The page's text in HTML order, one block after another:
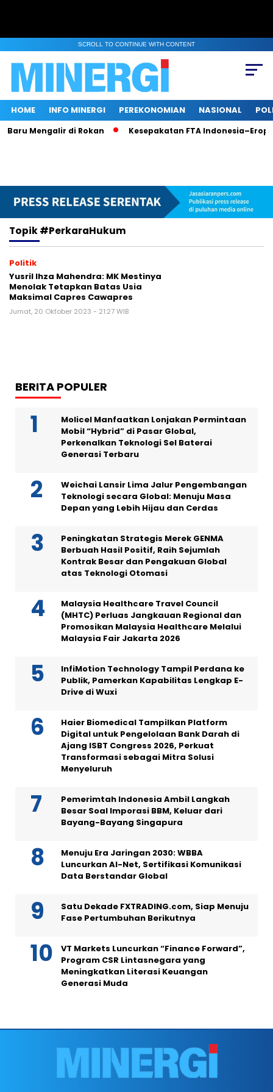
SCROLL TO CONTINUE WITH CONTENT
HOME INFO MINERGI PEREKONOMIAN NASIONAL
Mengalir di Rokan Kesepakatan FTA
Topik#PerkaraHukum
Politik
Yusril Ihza Mahendra: MK Mestinya
Menolak Tetapkan Batas Usia
Maksimal Capres Cawapres
Jumat, 20 Oktober 2023 - 21:27 WIB
BERITA POPULER
Molicel Manfaatkan Lonjakan Permintaan
Mobil “Hybrid” di Pasar Global,
Perkenalkan Teknologi Sel Baterai
Generasi Terbaru
Weichai Lansir Lima Jalur Pengembangan
Teknologi secara Global: Menuju Masa
Depan yang Lebih Hijau dan Cerdas
Peningkatan Strategis Merek GENMA
Berbuah Hasil Positif, Raih Sejumlah
Kontrak Besar dan Pengakuan Global
atas Teknologi Otomasi
Malaysia Healthcare Travel Council
(MHTC) Perluas Jangkauan Regional dan
Promosikan Malaysia Healthcare Melalui
Malaysia Fair Jakarta 2026
InfiMotion Technology Tampil Perdana ke
Publik, Pamerkan Kapabilitas Lengkap E-
Drive di Wuxi
Haier Biomedical Tampilkan Platform
Digital untuk Pengelolaan Bank Darah di
Ajang ISBT Congress 2026, Perkuat
Transformasi sebagai Mitra Solusi
Menyeluruh
Pemerimtah Indonesia Ambil Langkah
Besar Soal Imporasi BBM, Keluar dari
Bayang-Bayang Singapura
Menuju Era Jaringan 2030: WBBA
Luncurkan AI-Net, Sertifikasi Komunikasi
Data Berstandar Global
Satu Dekade FXTRADING.com, Siap Menuju
Fase Pertumbuhan Berikutnya
VT Markets Luncurkan “Finance Forward”,
Program CSR Lintasnegara yang
Meningkatkan Literasi Keuangan
Generasi Muda